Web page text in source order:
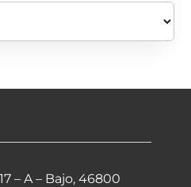
– A – Bajo, 46800